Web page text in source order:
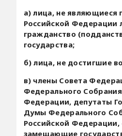
а) лица, не являющиеся
Российской
гражданство
государства;
б) лица, не достигшие
в) члены Совета
Федерального
Федерации, депутаты
Думы Федерального
Российской Федерации,
замещающие